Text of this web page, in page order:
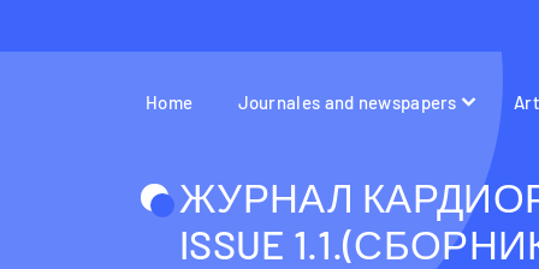
Home Journales and newspapers
ЖУРНАЛ
ISSUE